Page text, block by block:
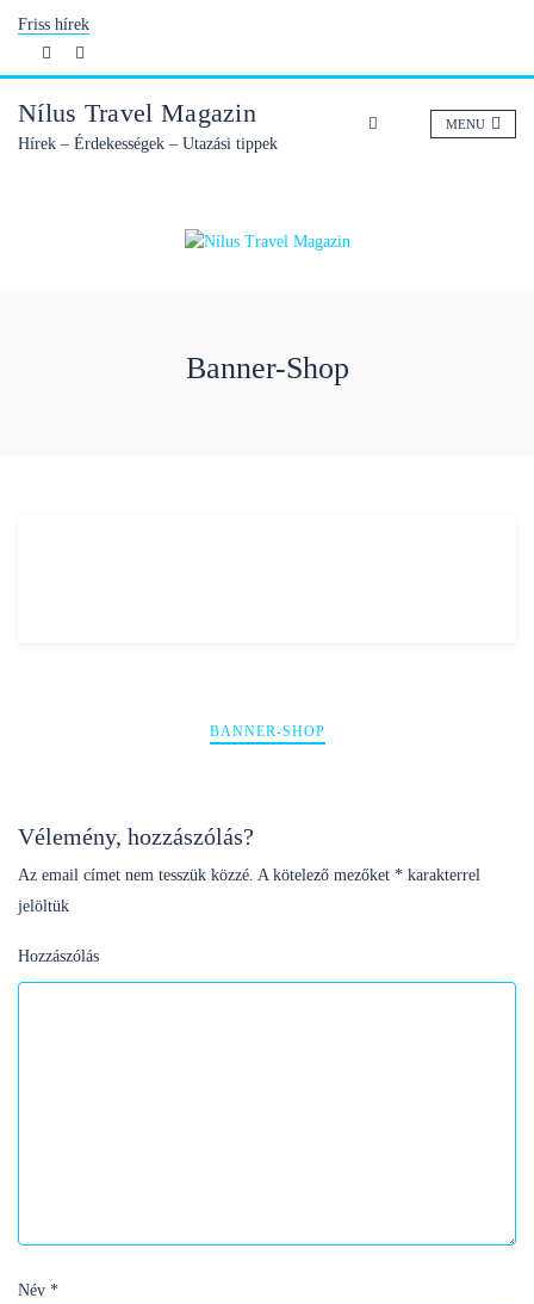
content
Friss hírek
Nílus Travel Magazin
Hírek – Érdekességek – Utazási tippek
MENU
Banner-Shop
BANNER-SHOP
Vélemény, hozzászólás?
Az email címet nem tesszük közzé. A kötelező mezőket * karakterrel
jelöltük
Hozzászólás
Név *